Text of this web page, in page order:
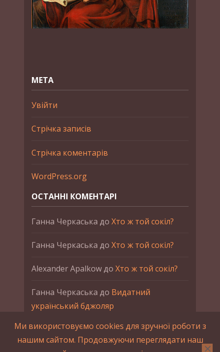
МЕТА
Увійти
Стрічка записів
Стрічка коментарів
WordPress.org
ОСТАННІ КОМЕНТАРІ
Ганна Черкаська до Хто ж той сокіл?
Ганна Черкаська до Хто ж той сокіл?
Alexander Apalkowдо Хто ж той сокіл?
Ганна Черкаська до Видатний
український бджоляр
Ганна ЧеркаськадоПетро Франко
Ми використовуємо cookies для зручної роботи з
нашим сайтом. Продовжуючи переглядати наш